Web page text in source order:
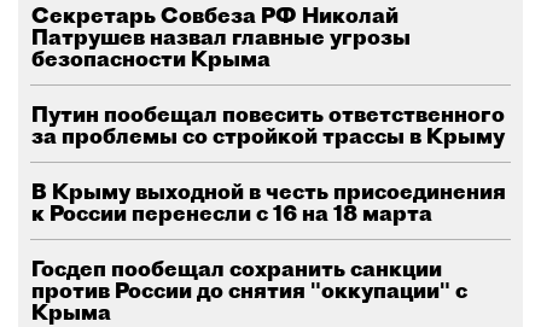
Секретарь Совбеза РФ Николай
Патрушев назвал главные угрозы
безопасности Крыма
Путин пообещал повесить ответственного
за проблемы со стройкой трассы в Крыму
В Крыму выходной в честь присоединения
к России перенесли с 16 на 18 марта
Госдеп пообещал сохранить санкции
против России до снятия "оккупации" с
Крыма